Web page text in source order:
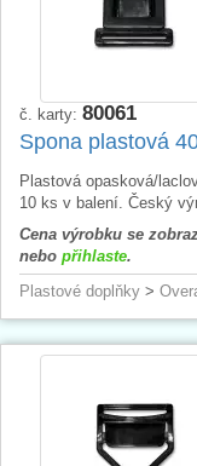
č. karty: 80061
Spona plastová
Plastová opasková/
10 ks v balení. Český
Cena výrobku se
nebo přihlaste.
Plastové doplňky >